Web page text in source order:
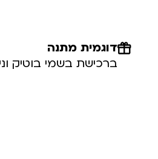
דוגמית מתנה
ברכישת בשמי בוטיק